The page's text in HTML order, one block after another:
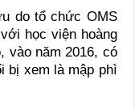
do tổ chức OMS
học viện hoàng
vào năm 2016, có
bị xem là mập phì